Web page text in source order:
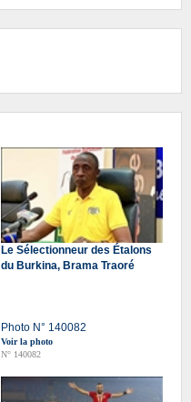
Le Sélectionneur des Étalons
du Burkina, Brama Traoré
Photo N° 140082
Voir la photo
N° 140082